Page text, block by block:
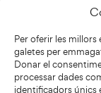
Per oferir les
galetes per
Donar el
processar dades
identificadors únics